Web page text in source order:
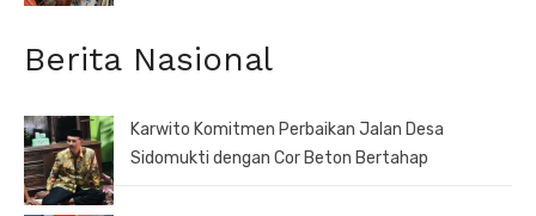
Berita Nasional
Karwito Komitmen Perbaikan Jalan Desa
Sidomukti dengan Cor Beton Bertahap